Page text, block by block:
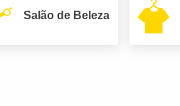
Salão de Beleza